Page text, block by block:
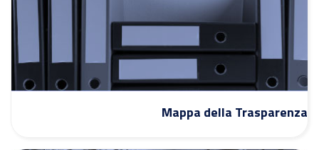
Mappa della Trasparenza